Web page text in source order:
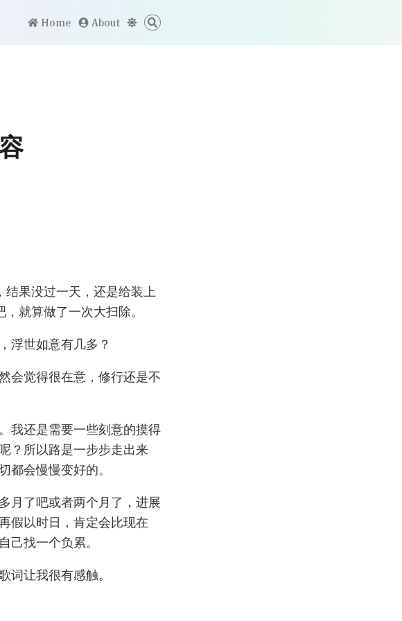
Home About
果没过一天，还是给装上
就算做了一次大扫除。
浮世如意有几多？
会觉得很在意，修行还是不
我还是需要一些刻意的摸得
？所以路是一步步走出来
都会慢慢变好的。
月了吧或者两个月了，进展
假以时日，肯定会比现在
己找一个负累。
词让我很有感触。